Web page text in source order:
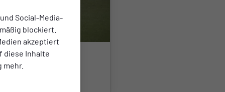
Social-Media-
blockiert.
akzeptiert
diese Inhalte